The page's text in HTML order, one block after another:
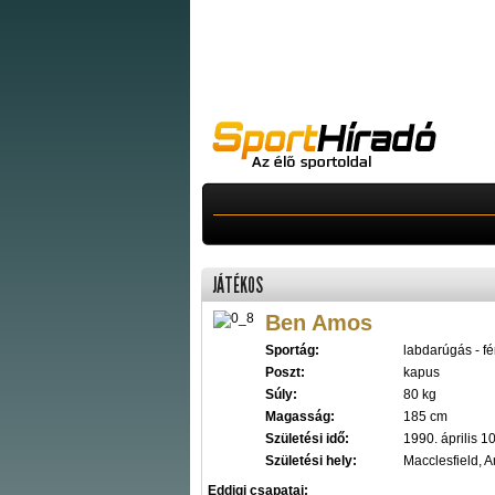
JÁTÉKOS
Ben Amos
Sportág:
labdarúgás -
Poszt:
kapus
Súly:
80 kg
Magasság:
185 cm
Születési idő:
1990. április
Születési hely:
Macclesfield,
Eddigi csapatai: